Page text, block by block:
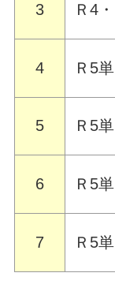
3 Ｒ4
4 Ｒ5
5 Ｒ5
6 Ｒ5
7 Ｒ5